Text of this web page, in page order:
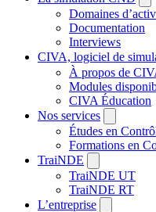
Domaines
Documentation
Interviews
CIVA, logiciel de
À propos de
Modules
CIVA Éducation
Nos services
Études en
Formations en
TraiNDE
TraiNDE UT
TraiNDE RT
L’entreprise